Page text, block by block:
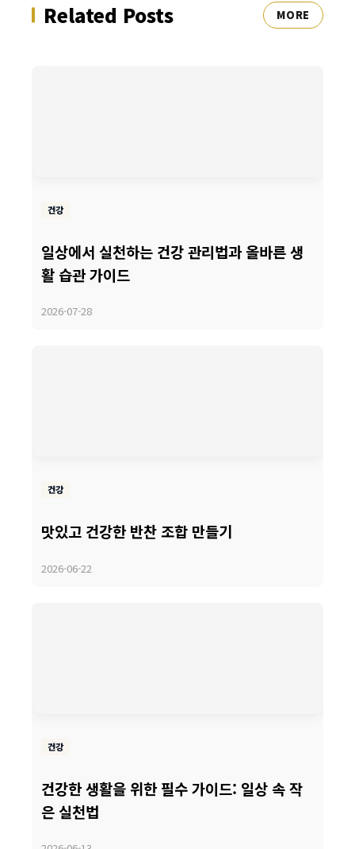
Related Posts MORE
건강
일상에서 실천하는 건강 관리법과 올바른 생
활 습관 가이드
2026-07-28
건강
맛있고 건강한 반찬 조합 만들기
2026-06-22
건강
건강한 생활을 위한 필수 가이드: 일상 속 작
은 실천법